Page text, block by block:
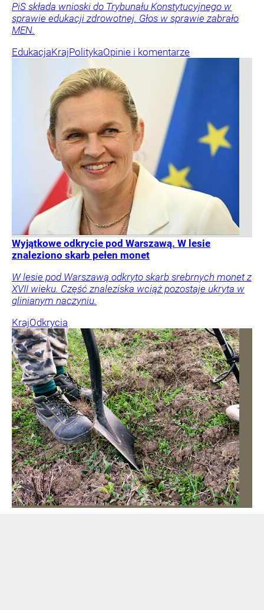
PiS składa wnioski do Trybunału Konstytucyjnego w
sprawie edukacji zdrowotnej. Głos w sprawie zabrało
MEN.
EdukacjaKrajPolitykaOpinie i komentarze
Wyjątkowe odkrycie pod Warszawą. W lesie
znaleziono skarb pełen monet
W lesie pod Warszawą odkryto skarb srebrnych monet z
XVII wieku. Część znaleziska wciąż pozostaje ukryta w
glinianym naczyniu.
KrajOdkrycia